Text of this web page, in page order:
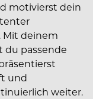
motivierst dein
Mit deinem
du passende
und
weiter.